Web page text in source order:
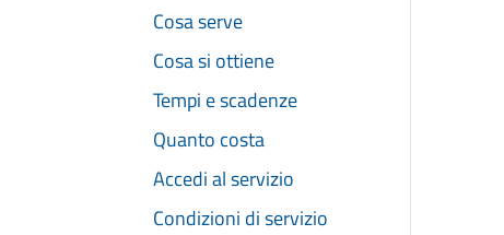
Cosa serve
Cosa si ottiene
Tempi e scadenze
Quanto costa
Accedi al servizio
Condizioni di servizio